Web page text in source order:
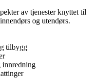
av tjenester knyttet til
og utendørs.
tilbygg
innredning